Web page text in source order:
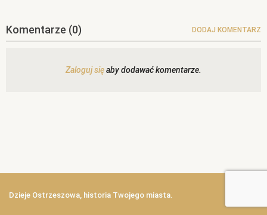
Komentarze (0) DODAJ KOMENTARZ
Zaloguj sięaby dodawać komentarze.
Dzieje Ostrzeszowa, historia Twojego miasta.